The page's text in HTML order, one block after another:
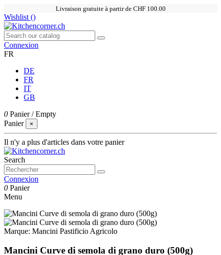
Livraison gratuite à partir de CHF 100.00
Wishlist ()
Connexion
FR
DE
FR
IT
GB
0 Panier /Empty
Panier
×
Il n'y a plus d'articles dans votre panier
Search
Connexion
0 Panier
Menu
Marque: Mancini Pastificio Agricolo
Mancini Curve di semola di grano duro (500g)